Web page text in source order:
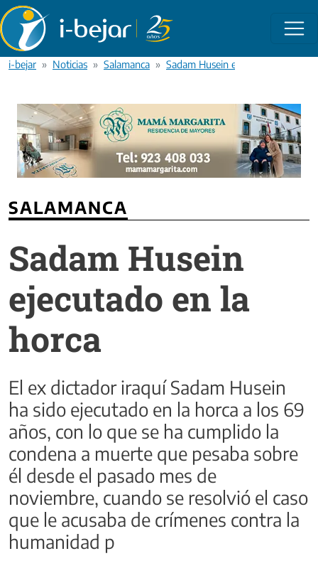
Pasar al contenido principal
i-bejar Noticias Salamanca Sadam Husein ejecutado en la
SALAMANCA
Sadam Husein
ejecutado en la
horca
El ex dictador iraquí Sadam Husein
ha sido ejecutado en la horca a los 69
años, con lo que se ha cumplido la
condena a muerte que pesaba sobre
él desde el pasado mes de
noviembre, cuando se resolvió el caso
que le acusaba de crímenes contra la
humanidad p